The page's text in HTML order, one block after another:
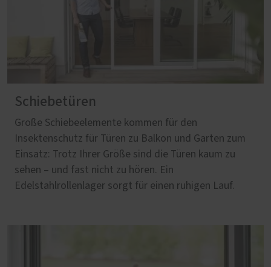
Schiebetüren
Große Schiebeelemente kommen für den
Insektenschutz für Türen zu Balkon und Garten zum
Einsatz: Trotz Ihrer Größe sind die Türen kaum zu
sehen – und fast nicht zu hören. Ein
Edelstahlrollenlager sorgt für einen ruhigen Lauf.